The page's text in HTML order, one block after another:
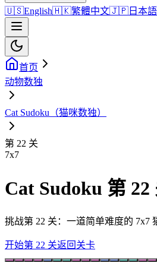
🇺🇸English🇭🇰繁體中文🇯🇵 日本語
首页
动物数独
Cat Sudoku（猫咪数独）
第 22 关
7x7
Cat Sudoku 第 22
挑战第 22 关：一道简单难度的 7x7
开始第 22 关返回关卡